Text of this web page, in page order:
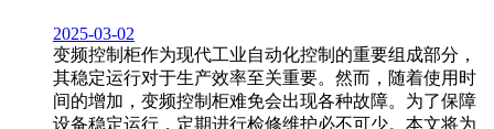
2025-03-02
变频控制柜作为现代工业自动化控制的重要组成部分，
其稳定运行对于生产效率至关重要。然而，随着使用时
间的增加，变频控制柜难免会出现各种故障。为了保障
设备稳定运行，定期进行检修维护必不可少。本文将为